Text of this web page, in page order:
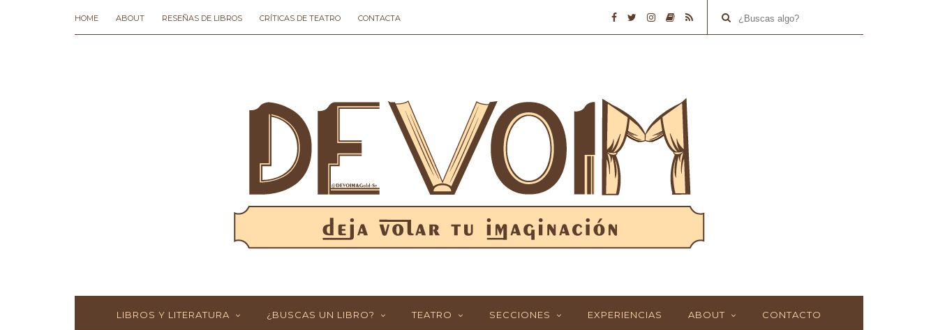
HOME ABOUT RESEÑAS DE LIBROS CRÍTICAS DE TEATRO CONTACTA
LIBROS Y LITERATURA ¿BUSCAS UN LIBRO? TEATRO SECCIONES EXPERIENCIAS ABOUT CONTACTO